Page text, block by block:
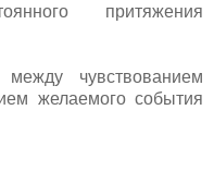
притяжения
чувствованием
желаемого события